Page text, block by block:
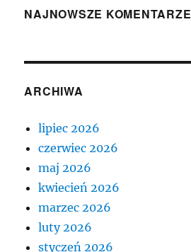
NAJNOWSZE KOMENTARZE
ARCHIWA
lipiec 2026
czerwiec 2026
maj 2026
kwiecień 2026
marzec 2026
luty 2026
styczeń 2026